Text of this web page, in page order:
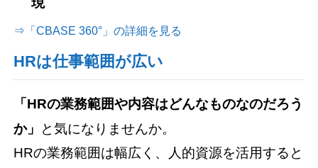
⇒「CBASE 360°」の詳細を見る
HRは仕事範囲が広い
「HRの業務範囲や内容はどんなものなのだろう
か」
と気になりませんか。
HRの業務範囲は幅広く、人的資源を活用すると